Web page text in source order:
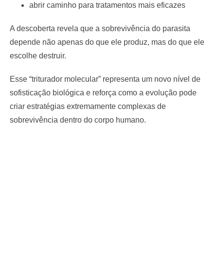
abrir caminho para tratamentos mais eficazes
A descoberta revela que a sobrevivência do parasita
depende não apenas do que ele produz, mas do que ele
escolhe destruir.
Esse “triturador molecular” representa um novo nível de
sofisticação biológica e reforça como a evolução pode
criar estratégias extremamente complexas de
sobrevivência dentro do corpo humano.